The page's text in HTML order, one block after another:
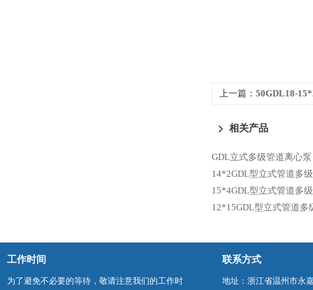
上一篇： 50GDL18-
相关产品
GDL立式多级管道离心泵
14*2GDL型立式管道多
15*4GDL型立式管道多
12*15GDL型立式管道多
工作时间
为了避免不必要的等待，敬请注意我们的工作时
联系方式
地址：浙江省温州市永